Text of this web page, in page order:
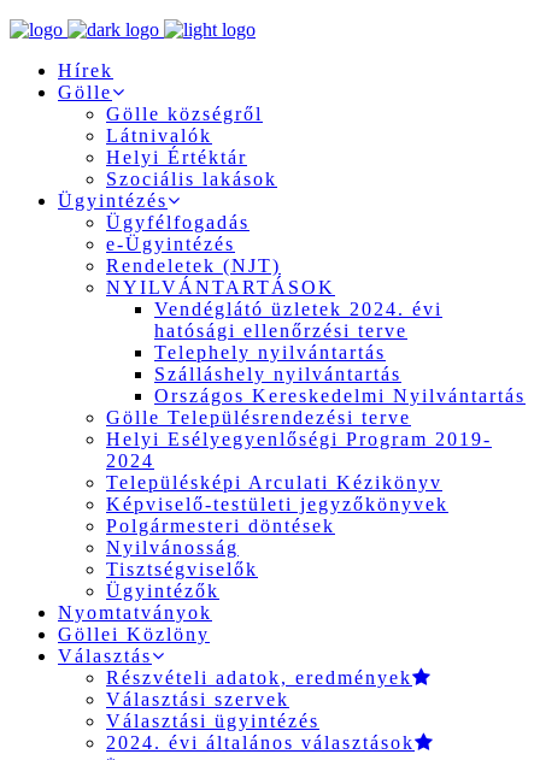
Hírek
Gölle
Gölle községről
Látnivalók
Helyi Értéktár
Szociális lakások
Ügyintézés
Ügyfélfogadás
e-Ügyintézés
Rendeletek (NJT)
NYILVÁNTARTÁSOK
Vendéglátó üzletek 2024. évi
hatósági ellenőrzési terve
Telephely nyilvántartás
Szálláshely nyilvántartás
Országos Kereskedelmi Nyilvántartás
Gölle Településrendezési terve
Helyi Esélyegyenlőségi Program 2019-
2024
Településképi Arculati Kézikönyv
Képviselő-testületi jegyzőkönyvek
Polgármesteri döntések
Nyilvánosság
Tisztségviselők
Ügyintézők
Nyomtatványok
Göllei Közlöny
Választás
Részvételi adatok, eredmények
Választási szervek
Választási ügyintézés
2024. évi általános választások